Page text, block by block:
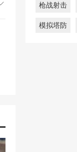
枪战射击
模拟塔防